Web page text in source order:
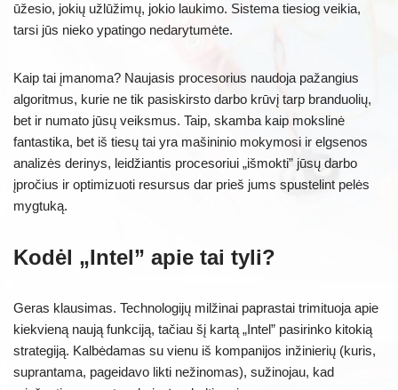
ūžesio, jokių užlūžimų, jokio laukimo. Sistema tiesiog veikia,
tarsi jūs nieko ypatingo nedarytumėte.
Kaip tai įmanoma? Naujasis procesorius naudoja pažangius
algoritmus, kurie ne tik pasiskirsto darbo krūvį tarp branduolių,
bet ir numato jūsų veiksmus. Taip, skamba kaip mokslinė
fantastika, bet iš tiesų tai yra mašininio mokymosi ir elgsenos
analizės derinys, leidžiantis procesoriui „išmokti” jūsų darbo
įpročius ir optimizuoti resursus dar prieš jums spustelint pelės
mygtuką.
Kodėl „Intel” apie tai tyli?
Geras klausimas. Technologijų milžinai paprastai trimituoja apie
kiekvieną naują funkciją, tačiau šį kartą „Intel” pasirinko kitokią
strategiją. Kalbėdamas su vienu iš kompanijos inžinierių (kuris,
suprantama, pageidavo likti nežinomas), sužinojau, kad